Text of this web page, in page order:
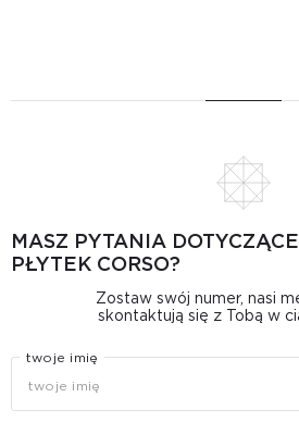
MASZ PYTANIA
PŁYTEK CORSO?
Zostaw swój numer, nasi
skontaktują się z Tobą w
twoje imię